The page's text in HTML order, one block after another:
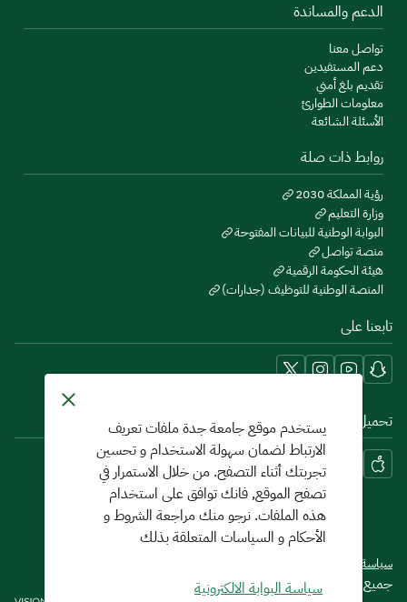
يستخدم موقع جامعة جدة ملفات تعريف
الارتباط لضمان سهولة الاستخدام و تحسين
تجربتك أثناء التصفح. من خلال الاستمرار في
تصفح الموقع, فانك توافق على استخدام
هذه الملفات. نرجو منك مراجعة الشروط و
الأحكام و السياسات المتعلقة بذلك
سياسة البوابة الالكترونية
الدعم والمساندة
تواصل معنا
دعم المستفيدين
تقديم بلغ أمني
معلومات الطوارئ
الأسئلة الشائعة
روابط ذات صلة
رؤية المملكة 2030
وزارة التعليم
البوابة الوطنية للبيانات المفتوحة
منصة تواصل
هيئة الحكومة الرقمية
المنصة الوطنية للتوظيف (جدارات)
تابعنا على
تحميل تطبيق الجوال MYUJ
سياسة الخصوصية
جميع الحقوق محفوظة لجامعة جدة 2026 ©